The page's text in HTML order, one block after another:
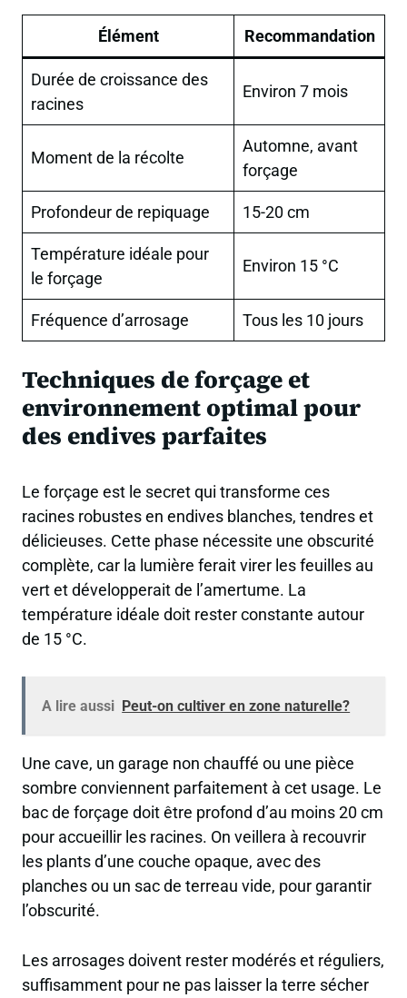
Élément Recommandation
Durée de croissance des
racines
Environ 7 mois
Moment de la récolte
Automne, avant
forçage
Profondeur de repiquage 15-20 cm
Température idéale pour
le forçage
Environ 15 °C
Fréquence d’arrosage Tous les 10 jours
Techniques de forçage et
environnement optimal pour
des endives parfaites
Le forçage est le secret qui transforme ces
racines robustes en endives blanches, tendres et
délicieuses. Cette phase nécessite une obscurité
complète, car la lumière ferait virer les feuilles au
vert et développerait de l’amertume. La
température idéale doit rester constante autour
de 15 °C.
A lire aussi Peut-on cultiver en zone naturelle?
Une cave, un garage non chauffé ou une pièce
sombre conviennent parfaitement à cet usage. Le
bac de forçage doit être profond d’au moins 20 cm
pour accueillir les racines. On veillera à recouvrir
les plants d’une couche opaque, avec des
planches ou un sac de terreau vide, pour garantir
l’obscurité.
Les arrosages doivent rester modérés et réguliers,
suffisamment pour ne pas laisser la terre sécher